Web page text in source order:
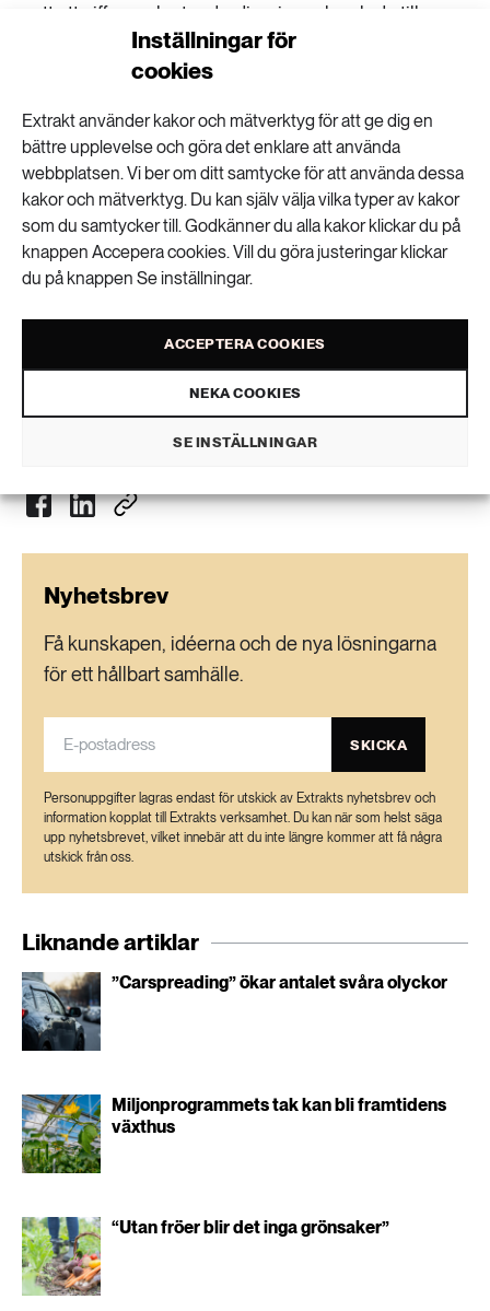
Inställningar för
cookies
Extrakt använder kakor och mätverktyg för att ge dig en
bättre upplevelse och göra det enklare att använda
webbplatsen. Vi ber om ditt samtycke för att använda dessa
kakor och mätverktyg. Du kan själv välja vilka typer av kakor
som du samtycker till. Godkänner du alla kakor klickar du på
knappen Accepera cookies. Vill du göra justeringar klickar
du på knappen Se inställningar.
ACCEPTERA COOKIES
NEKA COOKIES
SE INSTÄLLNINGAR
sett att siffror och standardiseringar kan leda till en
generalisering utan hänsyn till platsspecifika
förutsättningar.
– Mikroskogar kan utgöra viktiga noder i den gröna
infrastrukturen och bidra till att stadslandskapet kan
fungera som ett ekosystem, men samtidigt platsar
den inte var som helst utan behövs skräddarsys med
hänsyn till platsspecifika förhållanden och
långsiktiga kvaliteter, säger Johanna Deak Sjöman.
Karin Montgomery text
VISA KOMMENTARER (0) OCH DELA
Nyhetsbrev
Få kunskapen, idéerna och de nya lösningarna
för ett hållbart samhälle.
SKICKA
Personuppgifter lagras endast för utskick av Extrakts nyhetsbrev och
information kopplat till Extrakts verksamhet. Du kan när som helst säga
upp nyhetsbrevet, vilket innebär att du inte längre kommer att få några
utskick från oss.
Liknande artiklar
”Carspreading” ökar antalet svåra olyckor
Miljonprogrammets tak kan bli framtidens
växthus
“Utan fröer blir det inga grönsaker”